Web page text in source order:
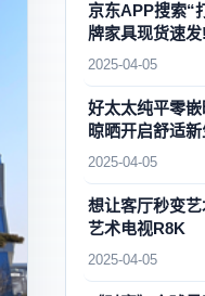
京东APP搜索“
牌家具现货速发!
2025-04-05
好太太纯平零
晾晒开启舒适
2025-04-05
想让客厅秒变
艺术电视R8K
2025-04-05